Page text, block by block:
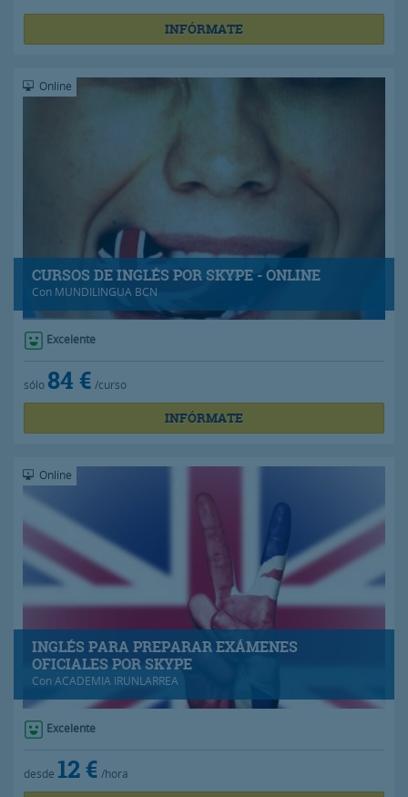
INFÓRMATE
CURSOS DE INGLÉS POR SKYPE - ONLINE
Con MUNDILINGUA BCN
Online
Excelente
sólo 84 € /curso
INFÓRMATE
INGLÉS PARA PREPARAR EXÁMENES
OFICIALES POR SKYPE
ConACADEMIA IRUNLARREA
Online
Excelente
desde 12 € /hora